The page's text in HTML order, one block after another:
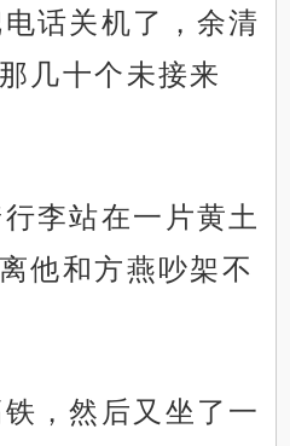
话关机了，余清
几十个未接来
李站在一片黄土
他和方燕吵架不
，然后又坐了一